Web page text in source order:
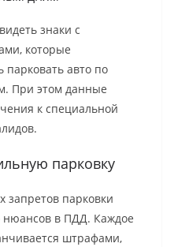
знаки с
которые
авто по
При этом данные
к специальной
парковку
парковки
нюансов в ПДД. Каждое
штрафами,